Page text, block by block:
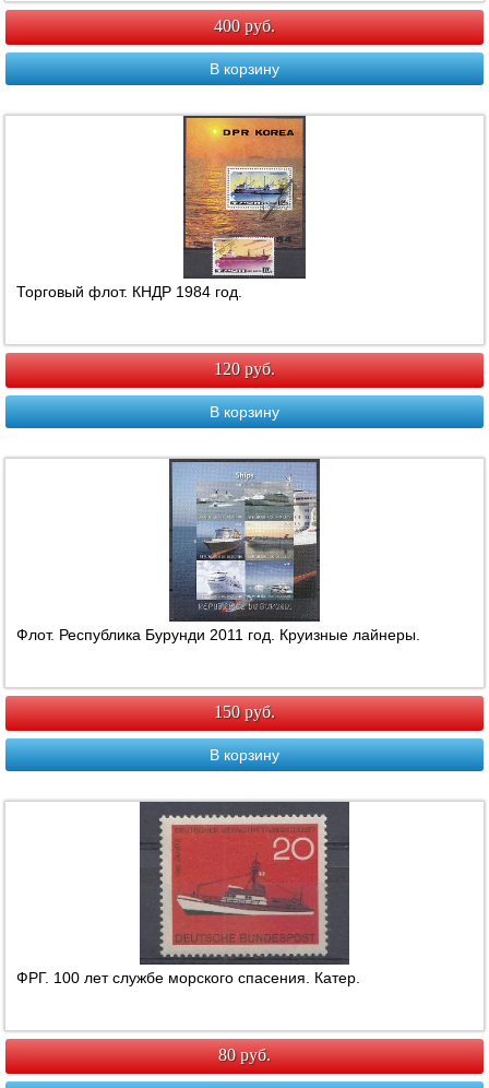
400 руб.
В корзину
Торговый флот. КНДР 1984 год.
120 руб.
В корзину
Флот. Республика Бурунди 2011 год. Круизные лайнеры.
150 руб.
В корзину
ФРГ. 100 лет службе морского спасения. Катер.
80 руб.